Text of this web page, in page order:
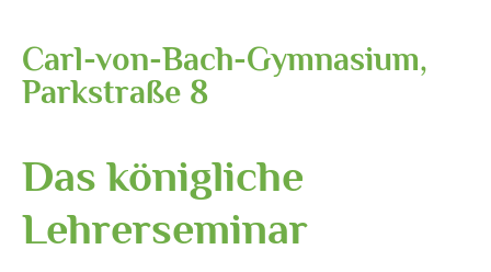
Carl-von-Bach-Gymnasium,
Parkstraße 8
Das königliche
Lehrerseminar